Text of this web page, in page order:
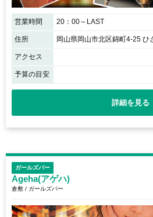
営業時間 20：00～LAST
住所 岡山県岡山市北区錦町4-25 ひ
アクセス
予算の目安
詳細を見る
ガールズバー
Ageha(アゲハ)
倉敷 / ガールズバー